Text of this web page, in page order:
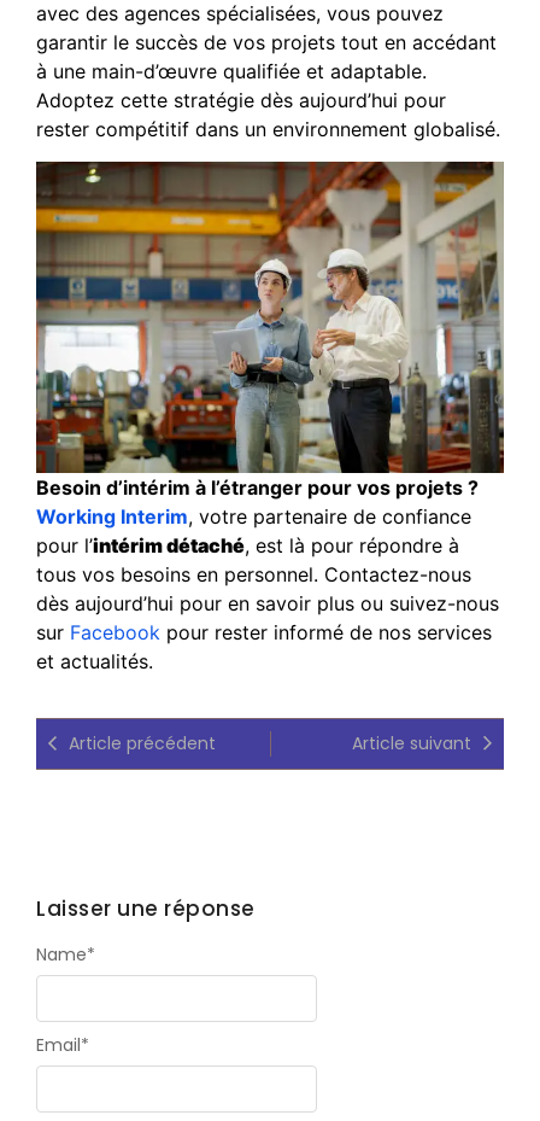
avec des agences spécialisées, vous pouvez
garantir le succès de vos projets tout en accédant
à une main-d’œuvre qualifiée et adaptable.
Adoptez cette stratégie dès aujourd’hui pour
rester compétitif dans un environnement globalisé.
Besoin d’intérim à l’étranger pour vos projets ?
Working Interim, votre partenaire de confiance
pour l’intérim détaché, est là pour répondre à
tous vos besoins en personnel. Contactez-nous
dès aujourd’hui pour en savoir plus ou suivez-nous
sur Facebook pour rester informé de nos services
et actualités.
Article précédent Article suivant
Laisser une réponse
Name*
Email*